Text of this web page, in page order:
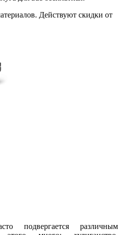
Действуют скидки от
подвергается различным